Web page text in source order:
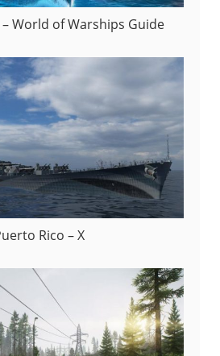
– World of Warships Guide
Rico – X